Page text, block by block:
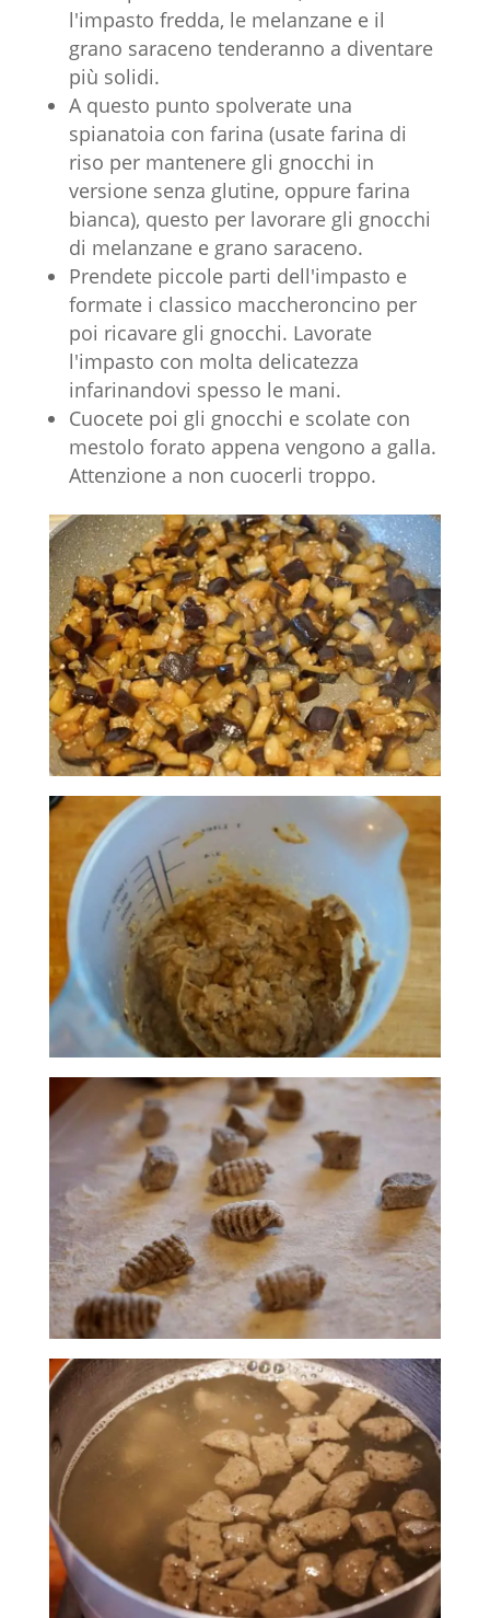
l'impasto fredda, le melanzane e il
grano saraceno tenderanno a diventare
più solidi.
A questo punto spolverate una
spianatoia con farina (usate farina di
riso per mantenere gli gnocchi in
versione senza glutine, oppure farina
bianca), questo per lavorare gli gnocchi
di melanzane e grano saraceno.
Prendete piccole parti dell'impasto e
formate i classico maccheroncino per
poi ricavare gli gnocchi. Lavorate
l'impasto con molta delicatezza
infarinandovi spesso le mani.
Cuocete poi gli gnocchi e scolate con
mestolo forato appena vengono a galla.
Attenzione a non cuocerli troppo.